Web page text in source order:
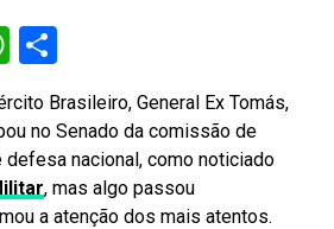
WhatsApp
Share
Brasileiro, General Ex Tomás,
no Senado da comissão de
nacional, como noticiado
, mas algo passou
a atenção dos mais atentos.